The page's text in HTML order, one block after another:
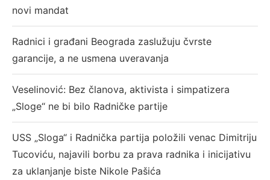
novi mandat
Radnici i građani Beograda zaslužuju čvrste
garancije, a ne usmena uveravanja
Veselinović: Bez članova, aktivista i simpatizera
„Sloge“ ne bi bilo Radničke partije
USS „Sloga“ i Radnička partija položili venac Dimitriju
Tucoviću, najavili borbu za prava radnika i inicijativu
za uklanjanje biste Nikole Pašića